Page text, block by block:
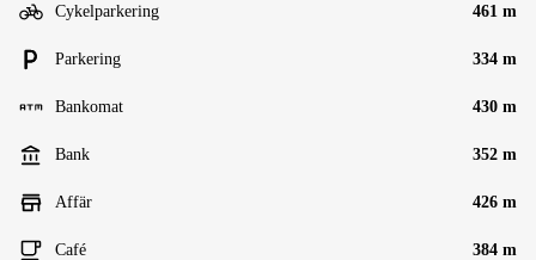
Cykelparkering 461 m
Parkering 334 m
Bankomat 430 m
Bank 352 m
Affär 426 m
Café 384 m